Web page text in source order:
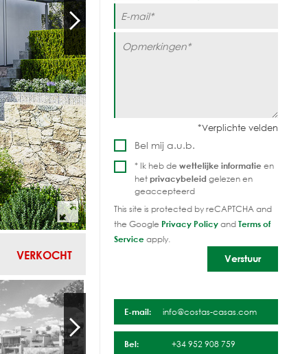
VERKOCHT
Bel mij a.u.b.
* Ik heb de wettelijke informatie en
hetprivacybeleid gelezen en
geaccepteerd
This site is protected by reCAPTCHA and
the Google Privacy PolicyandTerms of
Serviceapply.
E-mail: info@costas-casas.com
Bel: +34 952 908 759